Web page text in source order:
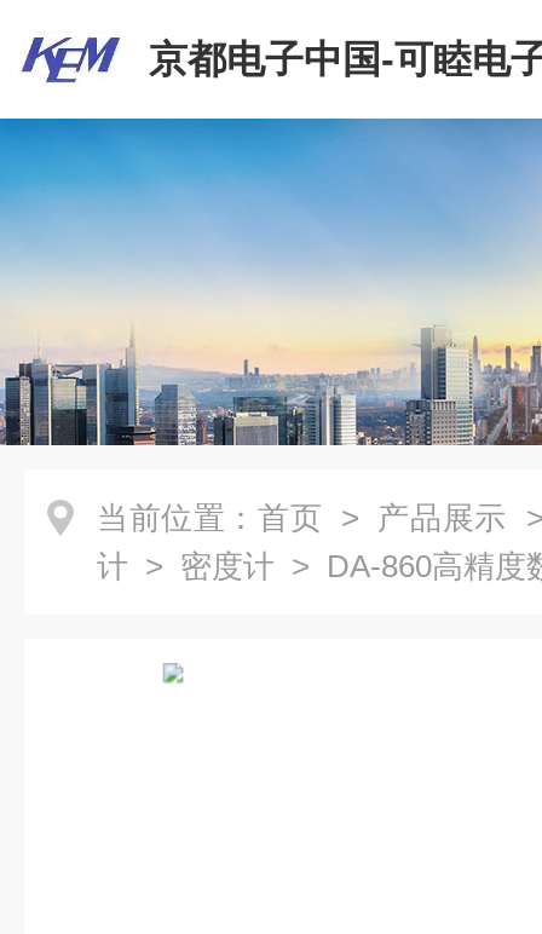
京都电子中国-可睦电
商贸有限公司
当前位置： 首页 > 产品展示
计 > 密度计 > DA-860高精度